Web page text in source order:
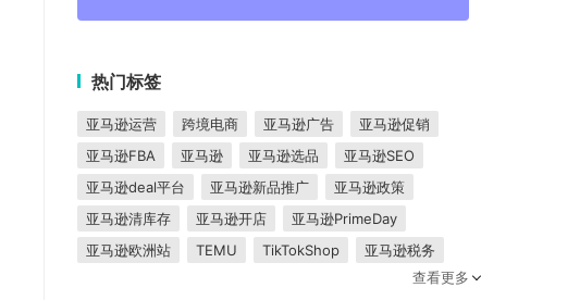
热门标签
亚马逊运营 跨境电商 亚马逊广告
亚马逊促销
亚马逊FBA
亚马逊 亚马逊选品
亚马逊SEO
亚马逊deal平台
亚马逊新品推广
亚马逊政策
亚马逊清库存
亚马逊开店
亚马逊PrimeDay
亚马逊欧洲站
TEMU TikTokShop
亚马逊税务
东南亚市场
查看更多